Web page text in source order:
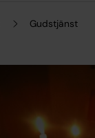
Gudstjänst